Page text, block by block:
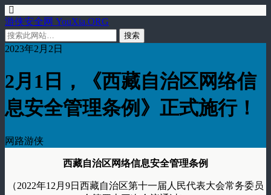
游侠安全网 YouXia.ORG
2023年2月2日
2月1日，《西藏自治区网络信
息安全管理条例》正式施行！
网路游侠
西藏自治区网络信息安全管理条例
（2022年12月9日西藏自治区第十一届人民代表大会常务委员